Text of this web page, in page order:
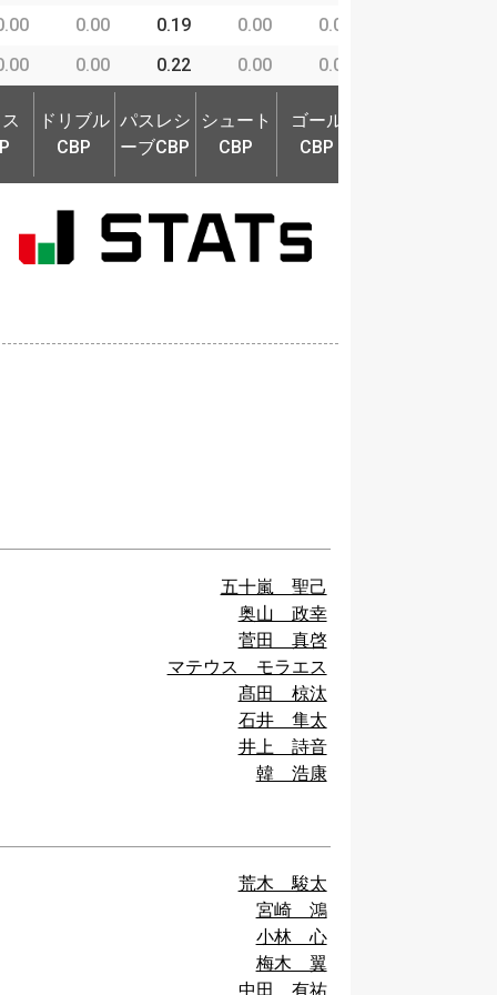
CBP
ーブCBP
CBP
CBP
0.00 0.19 0.00 0.00
0.00 0.22 0.00 0.00
ドリブル
CBP
パスレシ
ーブCBP
シュート
CBP
ゴール
CBP
五十嵐 聖己
奥山 政幸
菅田 真啓
マテウス モラエス
髙田 椋汰
石井 隼太
井上 詩音
韓 浩康
荒木 駿太
宮崎 鴻
小林 心
梅木 翼
中田 有祐